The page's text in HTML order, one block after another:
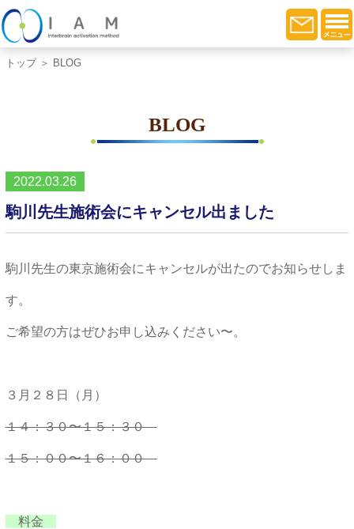
トップ＞ BLOG
BLOG
2022.03.26
駒川先生施術会にキャンセル出ました
駒川先生の東京施術会にキャンセルが出たのでお知らせしま
す。
ご希望の方はぜひお申し込みください〜。
３月２８日（月）
１４：３０〜１５：３０
１５：００〜１６：００
料金